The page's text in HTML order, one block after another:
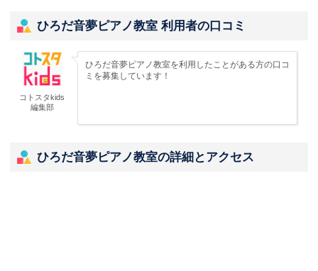
ひろだ音夢ピアノ教室 利用者の口コミ
コトスタkids
編集部
ひろだ音夢ピアノ教室を利用したことがある方の口コ
ミを募集しています！
ひろだ音夢ピアノ教室の詳細とアクセス